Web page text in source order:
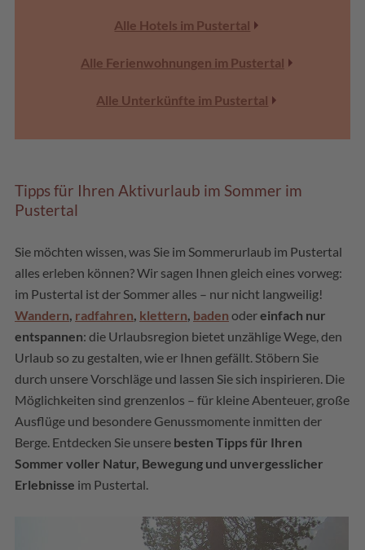
Alle Hotels im Pustertal
Alle Ferienwohnungen im Pustertal
Alle Unterkünfte im Pustertal
Tipps für Ihren Aktivurlaub im Sommer im
Pustertal
Sie möchten wissen, was Sie im Sommerurlaub im Pustertal
alles erleben können? Wir sagen Ihnen gleich eines vorweg:
im Pustertal ist der Sommer alles – nur nicht langweilig!
Wandern, radfahren, klettern, baden odereinfach nur
entspannen: die Urlaubsregion bietet unzählige Wege, den
Urlaub so zu gestalten, wie er Ihnen gefällt. Stöbern Sie
durch unsere Vorschläge und lassen Sie sich inspirieren. Die
Möglichkeiten sind grenzenlos – für kleine Abenteuer, große
Ausflüge und besondere Genussmomente inmitten der
Berge. Entdecken Sie unsere besten Tipps für Ihren
Sommer voller Natur, Bewegung und unvergesslicher
Erlebnisse im Pustertal.